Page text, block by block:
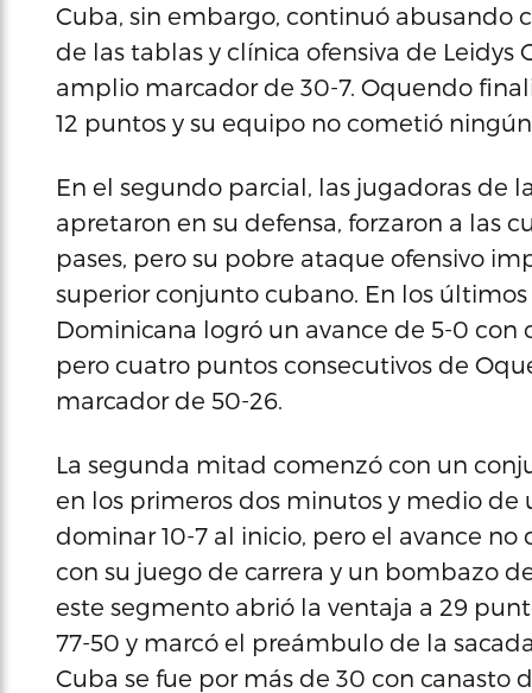
Cuba, sin embargo, continuó abusando
de las tablas y clínica ofensiva de
amplio marcador de 30-7. Oquendo
12 puntos y su equipo no cometió
En el segundo parcial, las jugadoras de
apretaron en su defensa, forzaron a las
pases, pero su pobre ataque ofensivo
superior conjunto cubano. En los
Dominicana logró un avance de 5-0 con
pero cuatro puntos consecutivos de
marcador de 50-26.
La segunda mitad comenzó con un
en los primeros dos minutos y medio
dominar 10-7 al inicio, pero el avance
con su juego de carrera y un bombazo
este segmento abrió la ventaja a 29
77-50 y marcó el preámbulo de la
Cuba se fue por más de 30 con canasto